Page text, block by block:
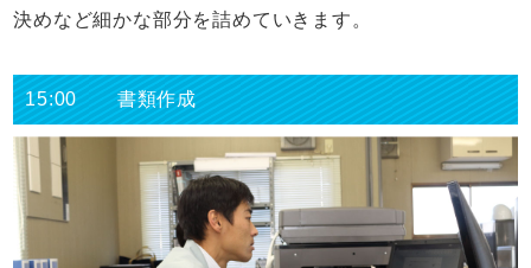
決めなど細かな部分を詰めていきます。
15:00 書類作成